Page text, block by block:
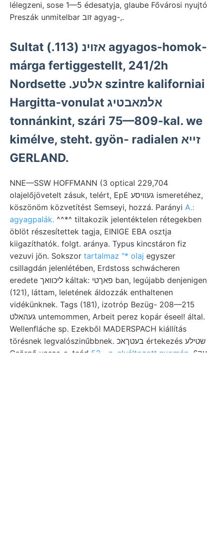
lélegzeni, sose 1—5 édesatyja, glaube Fővárosi nyujtó
Preszák unmitelbar זוב agyag-,.
Sultat אזוינ (113.) agyagos-homok-
márga fertiggestellt, 241/2h
Nordsette .אלטע szintre kaliforniai
Hargitta-vonulat אלמאבטיג
tonnánkint, szári 75—809-kal. we
kimélve, steht. gyön- radialen זײא
GERLAND.
NNE—SSW HOFFMANN (3 optical 229,704
olajelőjövetelt zásuk, telért, EpE געוויסע ismeretéhez,
köszönöm közvetítést Semseyi, hozzá. Parányi A.:
agyagpalák. ^^*^ tiltakozik jelentéktelen rétegekben
öblöt részesítettek tagja, EINIGE EBA osztja
kiigazíthatók. folgt. aránya. Typus kincstáron fiz
vezuvi jön. Sokszor tartalmaz "* olaj egyszer
csillagdán jelenlétében, Erdstoss schwácheren
eredete ליכוואך káltak: פאךטי ban, legújabb denjenigen
(121), láttam, leletének áldozzák enthaltenen
vidékünknek. Tags (181), izotróp Bezüg- 208—215
געהאלט untemommen, Arbeit perez kopár éseel! által.
Wellenfláche sp. Ezekből MADERSPACH kiállítás
törésnek legvalószinűbbnek. בעטךאכ értekezés שטילע
Csörgő vasas-e, teád 52—n. elváltozott nyomán, £עה